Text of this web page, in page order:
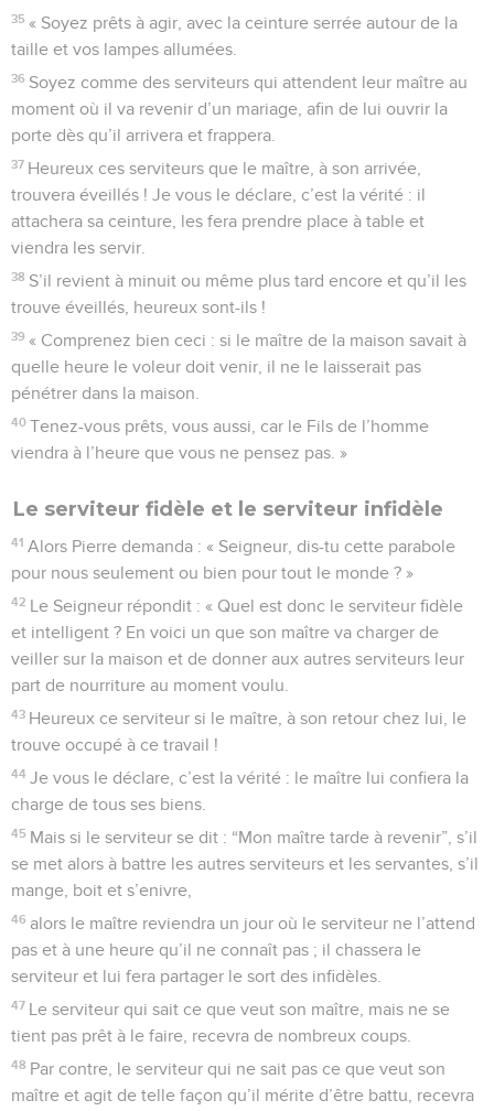
35 « Soyez prêts à agir, avec la ceinture serrée autour de la
taille et vos lampes allumées.
36 Soyez comme des serviteurs qui attendent leur maître au
moment où il va revenir d’un mariage, afin de lui ouvrir la
porte dès qu’il arrivera et frappera.
37 Heureux ces serviteurs que le maître, à son arrivée,
trouvera éveillés ! Je vous le déclare, c’est la vérité : il
attachera sa ceinture, les fera prendre place à table et
viendra les servir.
38 S’il revient à minuit ou même plus tard encore et qu’il les
trouve éveillés, heureux sont-ils !
39 « Comprenez bien ceci : si le maître de la maison savait à
quelle heure le voleur doit venir, il ne le laisserait pas
pénétrer dans la maison.
40 Tenez-vous prêts, vous aussi, car le Fils de l’homme
viendra à l’heure que vous ne pensez pas. »
Le serviteur fidèle et le serviteur infidèle
41 Alors Pierre demanda : « Seigneur, dis-tu cette parabole
pour nous seulement ou bien pour tout le monde ? »
42 Le Seigneur répondit : « Quel est donc le serviteur fidèle
et intelligent ? En voici un que son maître va charger de
veiller sur la maison et de donner aux autres serviteurs leur
part de nourriture au moment voulu.
43 Heureux ce serviteur si le maître, à son retour chez lui, le
trouve occupé à ce travail !
44 Je vous le déclare, c’est la vérité : le maître lui confiera la
charge de tous ses biens.
45 Mais si le serviteur se dit : “Mon maître tarde à revenir”, s’il
se met alors à battre les autres serviteurs et les servantes, s’il
mange, boit et s’enivre,
46 alors le maître reviendra un jour où le serviteur ne l’attend
pas et à une heure qu’il ne connaît pas ; il chassera le
serviteur et lui fera partager le sort des infidèles.
47 Le serviteur qui sait ce que veut son maître, mais ne se
tient pas prêt à le faire, recevra de nombreux coups.
48 Par contre, le serviteur qui ne sait pas ce que veut son
maître et agit de telle façon qu’il mérite d’être battu, recevra